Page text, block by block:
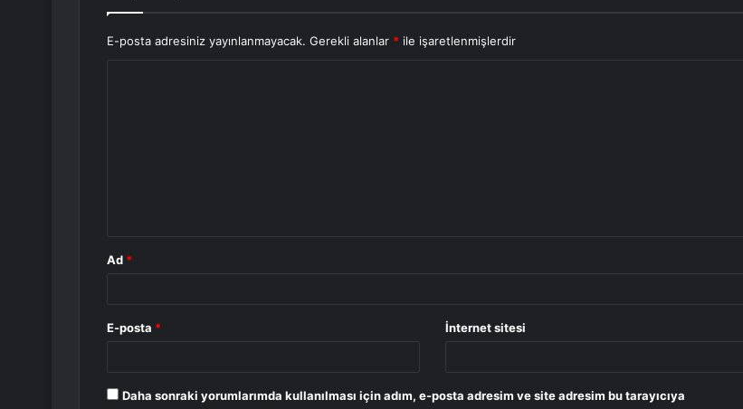
E-posta adresiniz yayınlanmayacak. Gerekli alanlar * ile işaretlenmişlerdir
Ad *
E-posta * İnternet sitesi
Daha sonraki yorumlarımda kullanılması için adım, e-posta adresim ve site adresim bu tarayıcıya